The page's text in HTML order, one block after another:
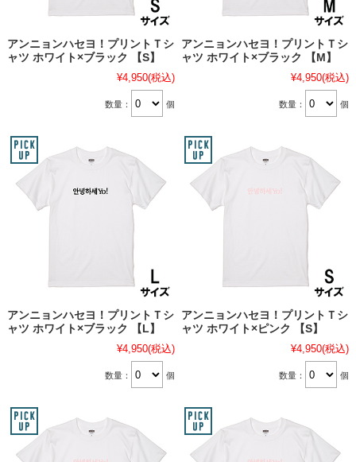
アンニョンハセヨ！プリントＴシ
ャツ ホワイト×ブラック 【S】
¥4,950(税込)
数量： 個
アンニョンハセヨ！プリントＴシ
ャツ ホワイト×ブラック 【M】
¥4,950(税込)
数量： 個
アンニョンハセヨ！プリントＴシ
ャツ ホワイト×ブラック 【L】
¥4,950(税込)
数量： 個
アンニョンハセヨ！プリントＴシ
ャツ ホワイト×ピンク 【S】
¥4,950(税込)
数量： 個